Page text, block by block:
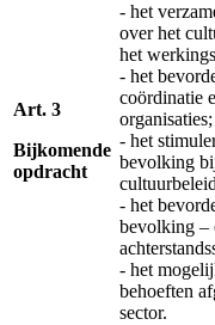
Art. 3
Bijkomende
opdracht
- het
over het
het
- het
coördinatie
organisaties;
- het
bevolking
- het
bevolking –
- het
behoeften
sector.